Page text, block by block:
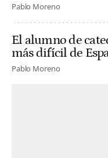
Pablo Moreno
El alumno de
más difícil de
Pablo Moreno